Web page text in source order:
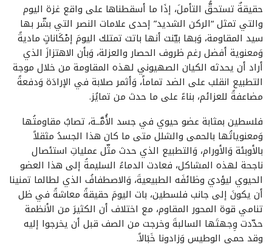
حقيقةٌ تستحقُّ التأملَ، إذَا ما أسقطناها على واقع غزة اليوم
والتي تمثل “الركن الشديد” إحدى علامات النصر التي بشّر بها
سيد المقاومة، وَبها بيّنت أنها باتت تمتلك اليومَ إمْكَاناتٍ ماديةً
وَمعنوية أفضل رغم ظروف الحصار والعزلة، وَبأن الاهتزازَ الذي
أراد أن يحدثه الكيان الصهيوني لهذه المقاومة من خلال موجة
التطبيع انقلب على الضد تماماً، وَأثمر صلابة في الإرادَة وَدفعةً
مضاعفةً للعزائم، بناءً على ما حدث من تمايُز.
فلسطين بمثابة عضو حيوي في جسد الأُمَّــة، تصابُ مقاومتُها
وَمعنوياتُها بالحمى والشلل متى ما كان هذا الجسدُ مثقلاً
بالأوبئة وَالأورام، وَالتطبيع الذي حدث مثّل عملياتِ استئصال
ناجحة لهذه المشاكل، فعادت الدماءُ السليمةُ إلى هذا العضو
الحيوي ليؤديَ وظائفَه الطبيعيةَ، وَالاصطفافُ الذي لطالما تمنينا
أن يكونَ إلى جانب فلسطين، بات اليومَ حقيقةً معاشةً في ظل
تنامي قوة المحور المقاوم، مع اختلاف أن الكثيرَ من الأنظمة
حدّدت وِجهتَها السالبةَ وخرجت من الصف قبل أن يخرجوا إليه
وقد حمى الوطيس وَزادونا خَبَالاً.